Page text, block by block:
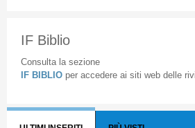
IF Biblio
Consulta la sezione
IF BIBLIO per accedere ai siti web delle